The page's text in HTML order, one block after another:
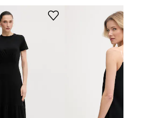
Zalecamy wybór rozmiaru, jaki nosisz
zazwyczaj.
Rozmiary prezentowane w sklepie
zostały przeliczone na standardową,
europejską tabelę rozmiarową. Na
metce dostarczonego produktu
znajduje się oryginalne oznaczenie
producenta.
Tabela rozmiarów